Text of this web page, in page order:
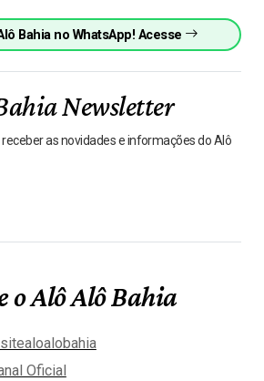
Bahia no WhatsApp! Acesse
Newsletter
as novidades e informações do Alô
o Alô Alô Bahia
Oficial